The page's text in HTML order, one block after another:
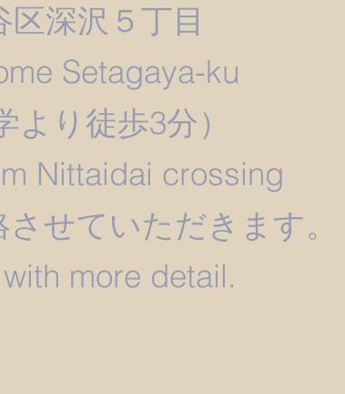
深沢５丁目
Setagaya-ku
より徒歩3分）
Nittaidai crossing
せていただきます。
more detail.